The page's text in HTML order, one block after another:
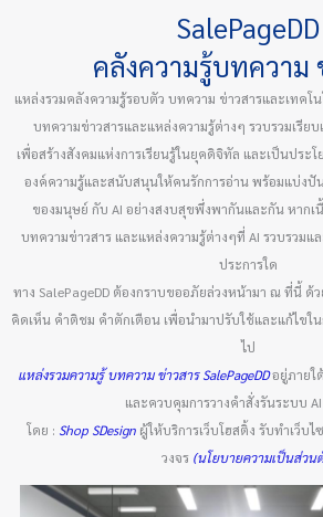
k g
r
m
t r
SalePageDD
คลังความรู้บทความ
แหล่งรวมคลังความรู้รอบตัว บทความ ข่าวสารและเทคโน
บทความข่าวสารและแหล่งความรู้ต่างๆ รวบรวมเรีย
เพื่อสร้างสังคมแห่งการเรียนรู้ในยุคดิจิทัล และเป็นประ
องค์ความรู้และสนับสนุนให้คนรักการอ่าน พร้อมแบ่งปั
ของมนุษย์ กับ AI อย่างสงบสุขพึ่งพากันและกัน หากเ
บทความข่าวสาร และแหล่งความรู้ต่างๆที่ AI รวบรวมแ
ประการใด
ทาง SalePageDD ต้องกราบขออภัยล่วงหน้ามา ณ ที่นี้ ด้
คิดเห็น คำติชม คำตักเตือน เพื่อนำมาปรับใช้และแก้ไขใ
ไป
แหล่งรวมความรู้ บทความ ข่าวสาร SalePageDDอยู่ภายใ
และควบคุมการวางคำสั่งรันระบบ
โดย : Shop SDesign ผู้ให้บริการเว็บโฮสติ้ง รับทำเว็บ
วงจร(นโยบายความเป็นส่วน